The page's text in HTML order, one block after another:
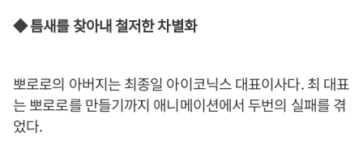
◆ 틈새를 찾아내 철저한 차별화
뽀로로의 아버지는 최종일 아이코닉스 대표이사다. 최 대표
는 뽀로로를 만들기까지 애니메이션에서 두번의 실패를 겪
었다.